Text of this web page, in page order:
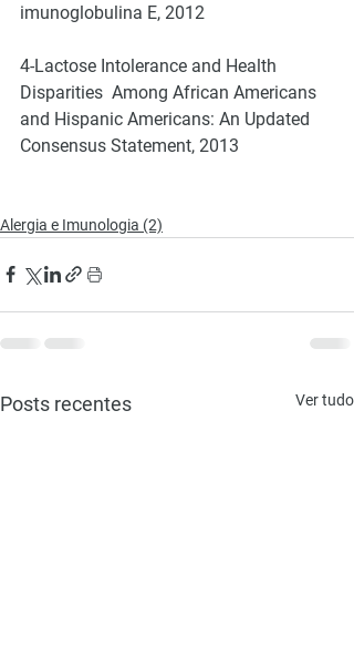
imunoglobulina E, 2012
4-Lactose Intolerance and Health
Disparities  Among African Americans
and Hispanic Americans: An Updated
Consensus Statement, 2013
Alergia e Imunologia (2)
Posts recentes Ver tudo